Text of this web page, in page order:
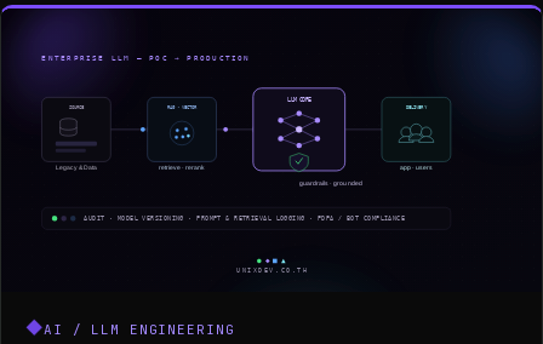
◆AI / LLM ENGINEERING